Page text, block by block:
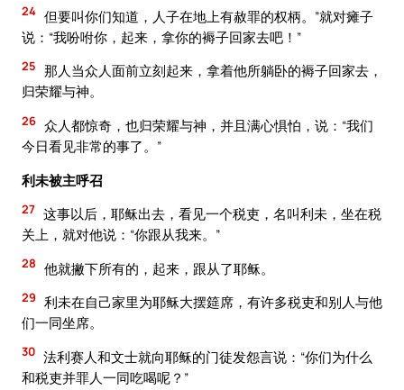
24 但要叫你们知道，人子在地上有赦罪的权柄。”就对瘫子
说：“我吩咐你，起来，拿你的褥子回家去吧！”
25 那人当众人面前立刻起来，拿着他所躺卧的褥子回家去，
归荣耀与神。
26 众人都惊奇，也归荣耀与神，并且满心惧怕，说：“我们
今日看见非常的事了。”
利未被主呼召
27 这事以后，耶稣出去，看见一个税吏，名叫利未，坐在税
关上，就对他说：“你跟从我来。”
28 他就撇下所有的，起来，跟从了耶稣。
29 利未在自己家里为耶稣大摆筵席，有许多税吏和别人与他
们一同坐席。
30 法利赛人和文士就向耶稣的门徒发怨言说：“你们为什么
和税吏并罪人一同吃喝呢？”